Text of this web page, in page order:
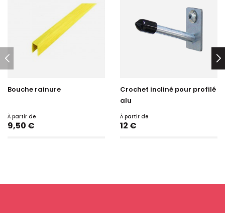
Bouche rainure
À partir de
Prix
9,50 €
Crochet incliné pour profilé
alu
À partir de
Prix
12 €